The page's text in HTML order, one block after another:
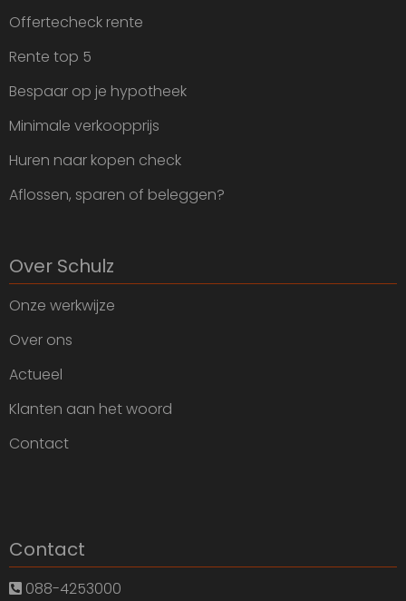
Offertecheck rente
Rente top 5
Bespaar op je hypotheek
Minimale verkoopprijs
Huren naar kopen check
Aflossen, sparen of beleggen?
Over Schulz
Onze werkwijze
Over ons
Actueel
Klanten aan het woord
Contact
Contact
088-4253000